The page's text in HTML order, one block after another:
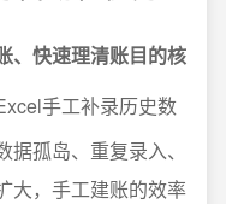
、快速理清账目的核
手工补录历史数
孤岛、重复录入、
大，手工建账的效率